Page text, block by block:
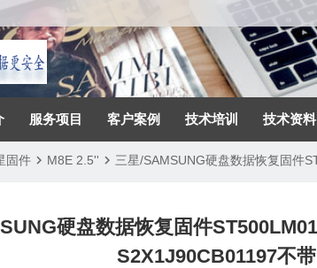
服务项目 客户案例 技术培训 技术资料
固件 M8E 2.5'' 三星/SAMSUNG硬盘数据恢复固件
硬盘数据恢复固件
S2X1J90CB01197不